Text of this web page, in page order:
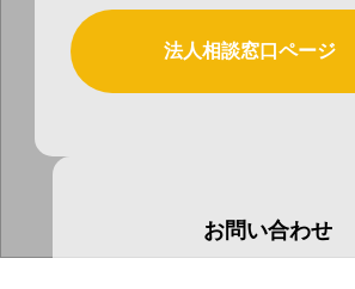
法人相談窓口ページ
お問い合わせ